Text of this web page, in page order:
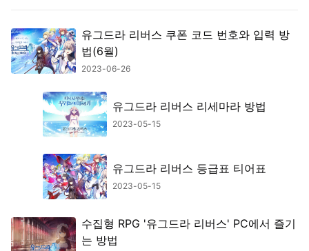
유그드라 리버스 쿠폰 코드 번호와 입력 방
법(6월)
2023-06-26
유그드라 리버스 리세마라 방법
2023-05-15
유그드라 리버스 등급표 티어표
2023-05-15
수집형 RPG '유그드라 리버스' PC에서 즐기
는 방법